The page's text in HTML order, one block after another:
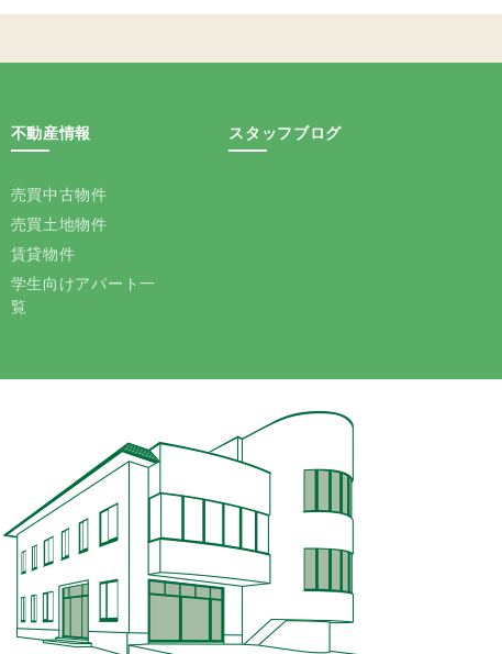
不動産情報
売買中古物件
売買土地物件
賃貸物件
学生向けアパート一
覧
スタッフブログ